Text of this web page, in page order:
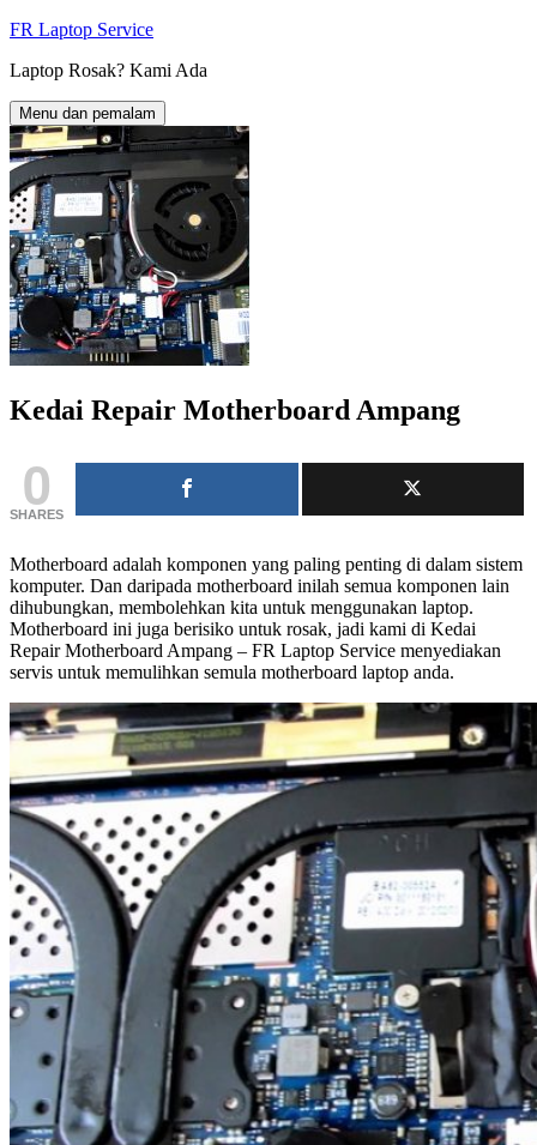
Langkau
kandungan
FR Laptop Service
Laptop Rosak? Kami Ada
Menu dan pemalam
Kedai Repair Motherboard Ampang
0
SHARES
Motherboard adalah komponen yang paling penting di dalam sistem
komputer. Dan daripada motherboard inilah semua komponen lain
dihubungkan, membolehkan kita untuk menggunakan laptop.
Motherboard ini juga berisiko untuk rosak, jadi kami di Kedai
Repair Motherboard Ampang – FR Laptop Service menyediakan
servis untuk memulihkan semula motherboard laptop anda.